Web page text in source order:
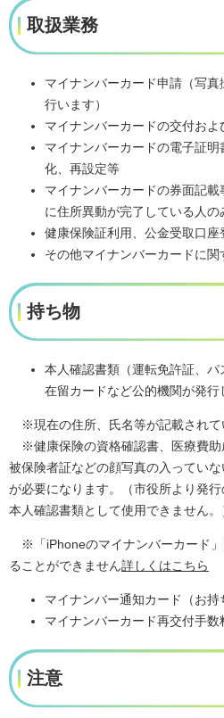
取扱業務
マイナンバーカード申請（写
行います）
マイナンバーカードの交付およ
マイナンバーカードの電子証
化、再設定等
マイナンバーカードの券面記
に住所異動が完了している人の
健康保険証利用、公金受取口座
その他マイナンバーカードに
持ち物
本人確認書類（運転免許証、パ
在留カードなど公的機関が発行
※現在の住所、氏名等が記載されて
※健康保険の資格確認書、医療費助
被保険者証などの顔写真の入ってい
が必要になります。（市役所より発
本人確認書類として使用できません。
※「iPhoneのマイナンバーカード」
ることができません詳しくはこちら
マイナンバー通知カード（お持
マイナンバーカード再交付手数
注意